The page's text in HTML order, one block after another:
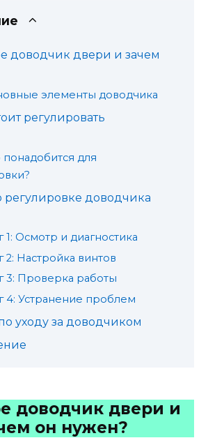
доводчик двери и зачем
элементы доводчика
регулировать
понадобится для
регулировке доводчика
1: Осмотр и диагностика
2: Настройка винтов
3: Проверка работы
4: Устранение проблем
уходу за доводчиком
доводчик двери и
он нужен?